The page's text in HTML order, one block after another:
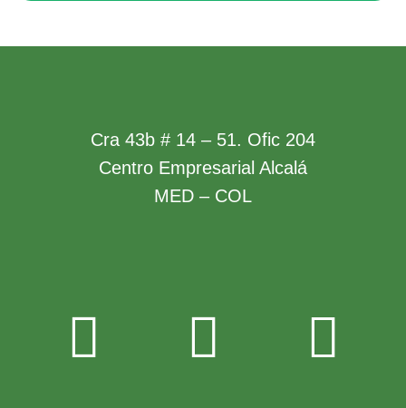
Cra 43b # 14 – 51. Ofic 204
Centro Empresarial Alcalá
MED – COL